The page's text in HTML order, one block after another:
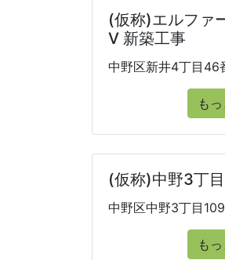
(仮称)エルファ
V 新築工事
中野区新井4丁目46
も
(仮称)中野3丁
中野区中野3丁目
も